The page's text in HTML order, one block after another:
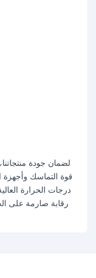
لضمان جودة
قوة التماسك وأجهزة
درجات الحرارة
رقابة صارمة على